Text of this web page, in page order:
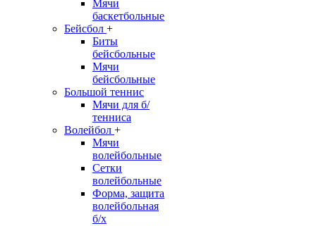
Мячи
баскетбольные
Бейсбол +
Биты
бейсбольные
Мячи
бейсбольные
Большой теннис
Мячи для б/
тенниса
Волейбол +
Мячи
волейбольные
Сетки
волейбольные
Форма, защита
волейбольная
б/х